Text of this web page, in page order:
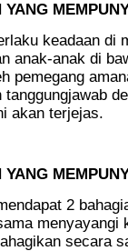
YANG
keadaan di
anak-anak di
pemegang
tanggungjawab
akan terjejas.
YANG
2
menyayangi
secara